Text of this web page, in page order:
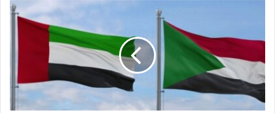
لإستضافة
الإمارات
للمؤتمرات
الأممية